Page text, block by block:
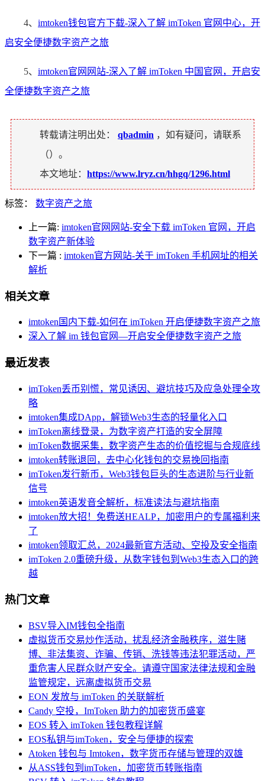
4、 imtoken钱包官方下载-深入了解 imToken 官网中心，开
启安全便捷数字资产之旅
5、 imtoken官网网站-深入了解 imToken 中国官网，开启安
全便捷数字资产之旅
转载请注明出处： qbadmin ，如有疑问，请联系
（）。
本文地址： https://www.lryz.cn/hhgq/1296.html
标签： 数字资产之旅
上一篇: imtoken官网网站-安全下载 imToken 官网，开启
数字资产新体验
下一篇 : imtoken官方网站-关于 imToken 手机网址的相关
解析
相关文章
imtoken国内下载-如何在 imToken 开启便捷数字资产之旅
深入了解 im 钱包官网—开启安全便捷数字资产之旅
最近发表
imToken丢币别慌，常见诱因、避坑技巧及应急处理全攻
略
imtoken集成DApp，解锁Web3生态的轻量化入口
imToken离线登录，为数字资产打造的安全屏障
imToken数据采集，数字资产生态的价值挖掘与合规底线
imtoken转账退回，去中心化钱包的交易挽回指南
imToken发行新币，Web3钱包巨头的生态进阶与行业新
信号
imtoken英语发音全解析，标准读法与避坑指南
imtoken放大招！免费送HEALP，加密用户的专属福利来
了
imtoken领取汇总，2024最新官方活动、空投及安全指南
imToken 2.0重磅升级，从数字钱包到Web3生态入口的跨
越
热门文章
BSV导入IM钱包全指南
虚拟货币交易炒作活动，扰乱经济金融秩序，滋生赌
博、非法集资、诈骗、传销、洗钱等违法犯罪活动，严
重危害人民群众财产安全。请遵守国家法律法规和金融
监管规定，远离虚拟货币交易
EON 发放与 imToken 的关联解析
Candy 空投，ImToken 助力的加密货币盛宴
EOS 转入 imToken 钱包教程详解
EOS私钥与imToken，安全与便捷的探索
Atoken 钱包与 Imtoken，数字货币存储与管理的双雄
从ASS钱包到imToken，加密货币转账指南